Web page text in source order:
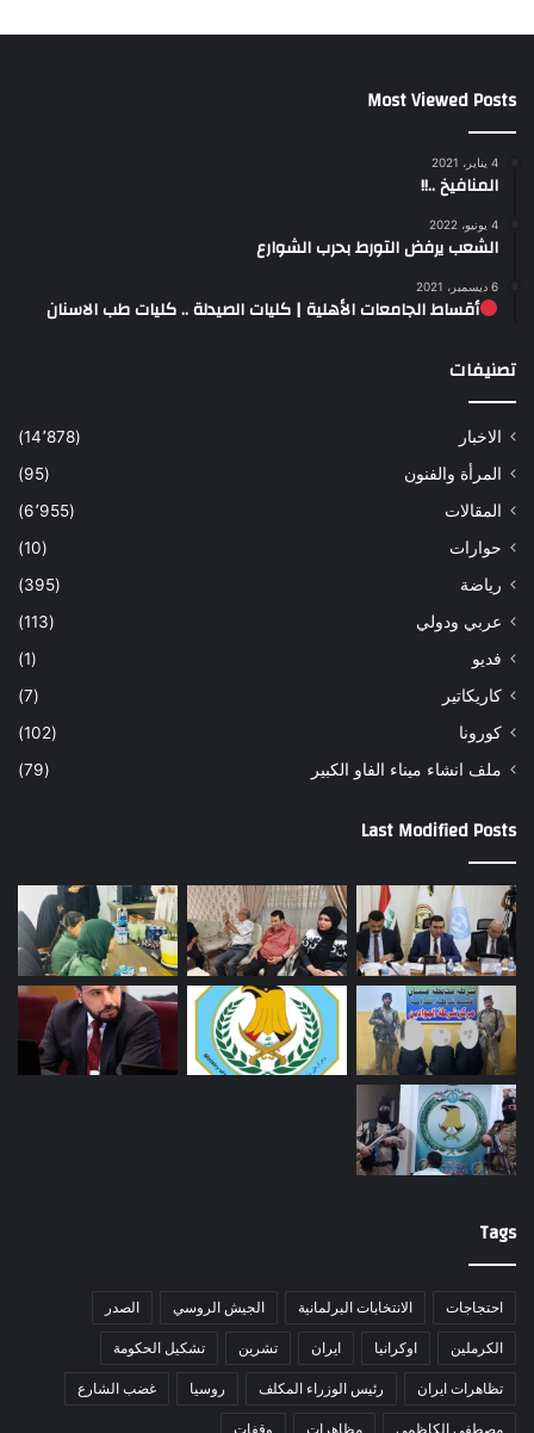
Most Viewed Posts
4 يناير، 2021
المنافيخ ..!!
4 يونيو، 2022
الشعب يرفض التورط بحرب الشوارع
6 ديسمبر، 2021
أقساط الجامعات الأهلية | كليات الصيدلة .. كليات طب الاسنان
تصنيفات
الاخبار
(14٬878)
المرأة والفنون
(95)
المقالات
(6٬955)
حوارات
(10)
رياضة
(395)
عربي ودولي
(113)
فديو
(1)
كاريكاتير
(7)
كورونا
(102)
ملف انشاء ميناء الفاو الكبير
(79)
Last Modified Posts
Tags
احتجاجات الانتخابات البرلمانية الجيش الروسي الصدر
الكرملين اوكرانيا ايران تشرين تشكيل الحكومة
تظاهرات ايران رئيس الوزراء المكلف روسيا غضب الشارع
مصطفى الكاظمي مظاهرات وقفات